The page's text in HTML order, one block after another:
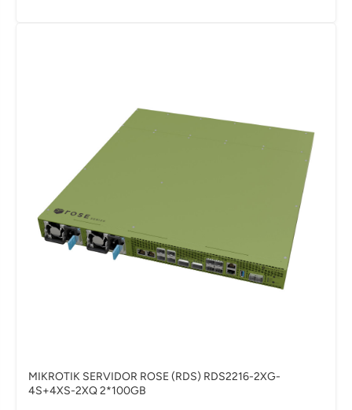
MIKROTIK SERVIDOR ROSE (RDS) RDS2216-2XG-
4S+4XS-2XQ 2*100GB